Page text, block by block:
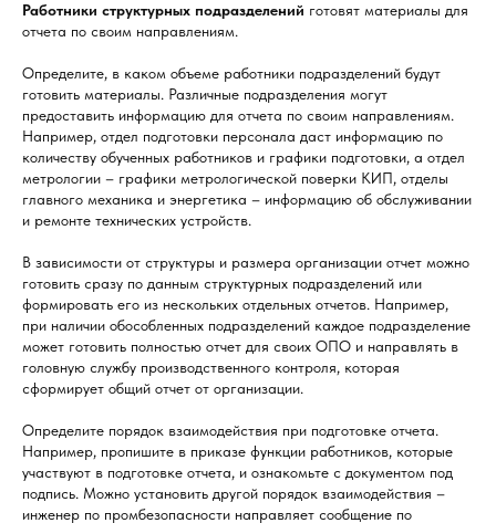
Работники структурных подразделений готовят материалы для
отчета по своим направлениям.
Определите, в каком объеме работники подразделений будут
готовить материалы. Различные подразделения могут
предоставить информацию для отчета по своим направлениям.
Например, отдел подготовки персонала даст информацию по
количеству обученных работников и графики подготовки, а отдел
метрологии – графики метрологической поверки КИП, отделы
главного механика и энергетика – информацию об обслуживании
и ремонте технических устройств.
В зависимости от структуры и размера организации отчет можно
готовить сразу по данным структурных подразделений или
формировать его из нескольких отдельных отчетов. Например,
при наличии обособленных подразделений каждое подразделение
может готовить полностью отчет для своих ОПО и направлять в
головную службу производственного контроля, которая
сформирует общий отчет от организации.
Определите порядок взаимодействия при подготовке отчета.
Например, пропишите в приказе функции работников, которые
участвуют в подготовке отчета, и ознакомьте с документом под
подпись. Можно установить другой порядок взаимодействия –
инженер по промбезопасности направляет сообщение по